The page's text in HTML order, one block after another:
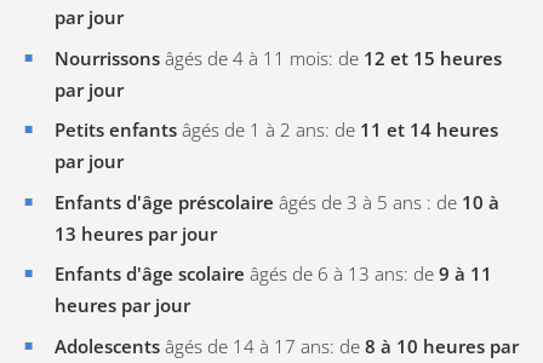
par jour
Nourrissons âgés de 4 à 11 mois: de 12 et 15 heures
par jour
Petits enfants âgés de 1 à 2 ans: de 11 et 14 heures
par jour
Enfants d'âge préscolaire âgés de 3 à 5 ans : de 10 à
13 heures par jour
Enfants d'âge scolaire âgés de 6 à 13 ans: de 9 à 11
heures par jour
Adolescents âgés de 14 à 17 ans: de 8 à 10 heures par